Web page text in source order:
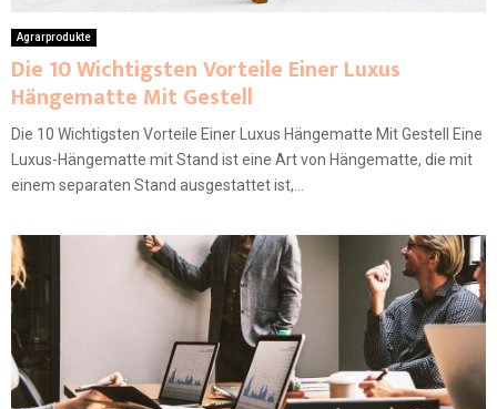
Agrarprodukte
Die 10 Wichtigsten Vorteile Einer Luxus
Hängematte Mit Gestell
Die 10 Wichtigsten Vorteile Einer Luxus Hängematte Mit Gestell Eine
Luxus-Hängematte mit Stand ist eine Art von Hängematte, die mit
einem separaten Stand ausgestattet ist,...